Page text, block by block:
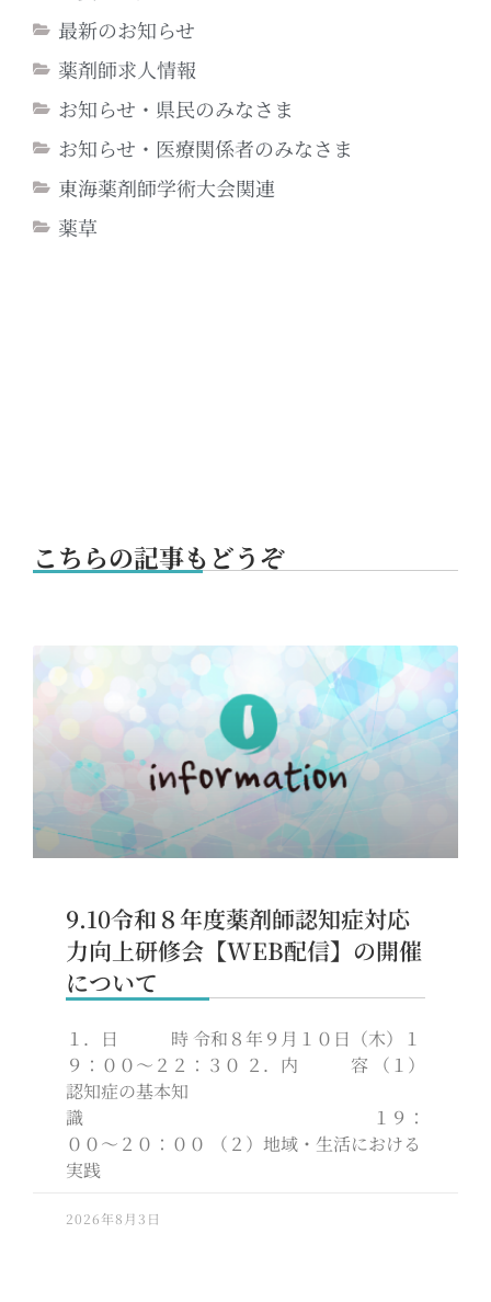
最新のお知らせ
薬剤師求人情報
お知らせ・県民のみなさま
お知らせ・医療関係者のみなさま
東海薬剤師学術大会関連
薬草
こちらの記事もどうぞ
9.10令和８年度薬剤師認知症対応
力向上研修会【WEB配信】の開催
について
１．日 時 令和８年９月１０日（木）１
９：００～２２：３０ ２．内 容 （１）
認知症の基本知
識 １９：
００～２０：００ （２）地域・生活における
実践
2026年8月3日